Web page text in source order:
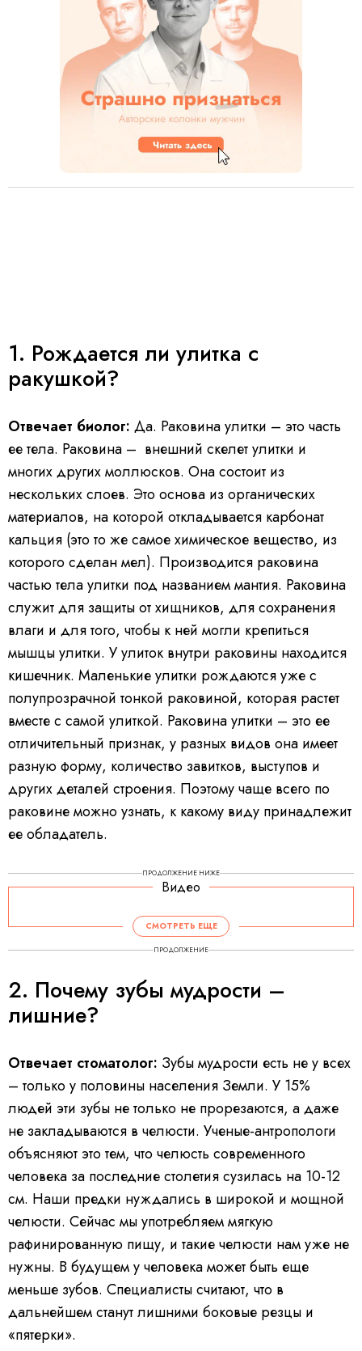
1. Рождается ли улитка с
ракушкой?
Отвечает биолог: Да. Раковина улитки – это часть
ее тела. Раковина – внешний скелет улитки и
многих других моллюсков. Она состоит из
нескольких слоев. Это основа из органических
материалов, на которой откладывается карбонат
кальция (это то же самое химическое вещество, из
которого сделан мел). Производится раковина
частью тела улитки под названием мантия. Раковина
служит для защиты от хищников, для сохранения
влаги и для того, чтобы к ней могли крепиться
мышцы улитки. У улиток внутри раковины находится
кишечник. Маленькие улитки рождаются уже с
полупрозрачной тонкой раковиной, которая растет
вместе с самой улиткой. Раковина улитки – это ее
отличительный признак, у разных видов она имеет
разную форму, количество завитков, выступов и
других деталей строения. Поэтому чаще всего по
раковине можно узнать, к какому виду принадлежит
ее обладатель.
ПРОДОЛЖЕНИЕ НИЖЕ
Видео
СМОТРЕТЬ ЕЩЕ
ПРОДОЛЖЕНИЕ
2. Почему зубы мудрости –
лишние?
Отвечает стоматолог: Зубы мудрости есть не у всех
– только у половины населения Земли. У 15%
людей эти зубы не только не прорезаются, а даже
не закладываются в челюсти. Ученые-антропологи
объясняют это тем, что челюсть современного
человека за последние столетия сузилась на 10-12
см. Наши предки нуждались в широкой и мощной
челюсти. Сейчас мы употребляем мягкую
рафинированную пищу, и такие челюсти нам уже не
нужны. В будущем у человека может быть еще
меньше зубов. Специалисты считают, что в
дальнейшем станут лишними боковые резцы и
«пятерки».